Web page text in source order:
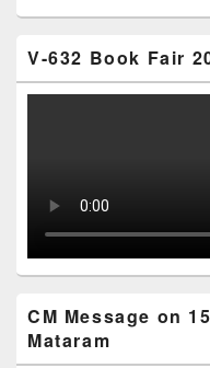
V-632 Book Fair
CM Message on
Mataram